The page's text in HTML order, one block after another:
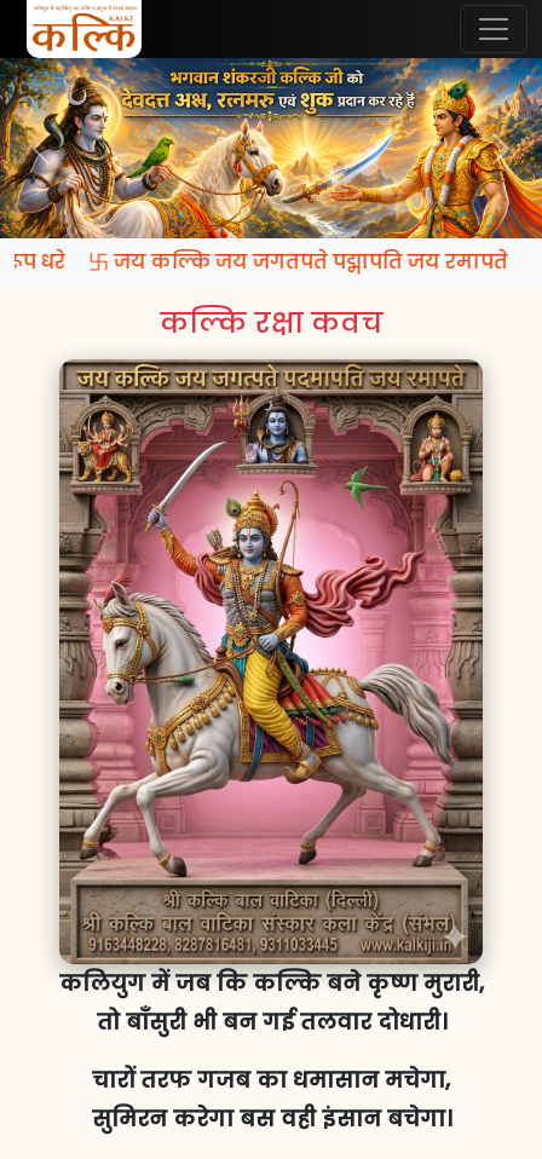
धरे 卐 जय कल्कि जय जगतपते पद्मापति जय रमापते
कल्कि रक्षा कवच
कलियुग में जब कि कल्कि बने कृष्ण मुरारी,
तो बाँसुरी भी बन गई तलवार दोधारी।
चारों तरफ गजब का धमासान मचेगा,
सुमिरन करेगा बस वही इंसान बचेगा।